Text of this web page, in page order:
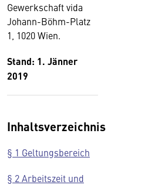
Gewerkschaft vida
Johann-Böhm-Platz
1, 1020 Wien.
Stand: 1. Jänner
2019
Inhaltsverzeichnis
§ 1 Geltungsbereich
§ 2 Arbeitszeit und